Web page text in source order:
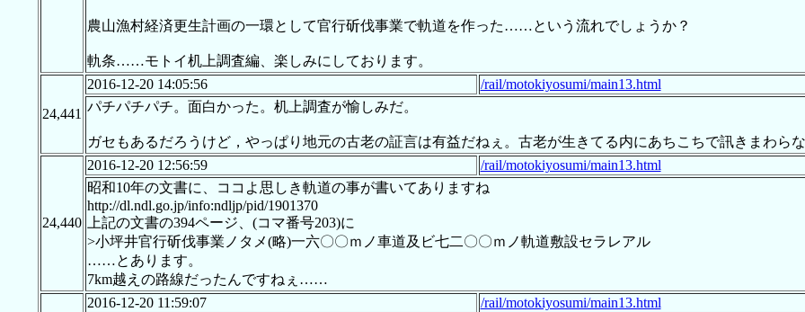
農山漁村経済更生計画の一環として官行斫伐事業で軌道を作った……という流れでしょうか？
軌条……モトイ机上調査編、楽しみにしております。
24,441
2016-12-20 14:05:56
/rail/motokiyosumi/main13.html
パチパチパチ。面白かった。机上調査が愉しみだ。
ガセもあるだろうけど，やっぱり地元の古老の証言は有益だねぇ。古老が生きてる内にあちこちで訊きまわら
24,440
2016-12-20 12:56:59
/rail/motokiyosumi/main13.html
昭和10年の文書に、ココよ思しき軌道の事が書いてありますね
http://dl.ndl.go.jp/info:ndljp/pid/1901370
上記の文書の394ページ、(コマ番号203)に
>小坪井官行斫伐事業ノタメ(略)一六〇〇ｍノ車道及ビ七二〇〇ｍノ軌道敷設セラレアル
……とあります。
7km越えの路線だったんですねぇ……
2016-12-20 11:59:07
/rail/motokiyosumi/main13.html